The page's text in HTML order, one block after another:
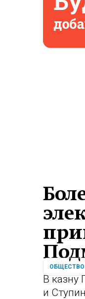
ОБЩЕСТВО
В казну
и